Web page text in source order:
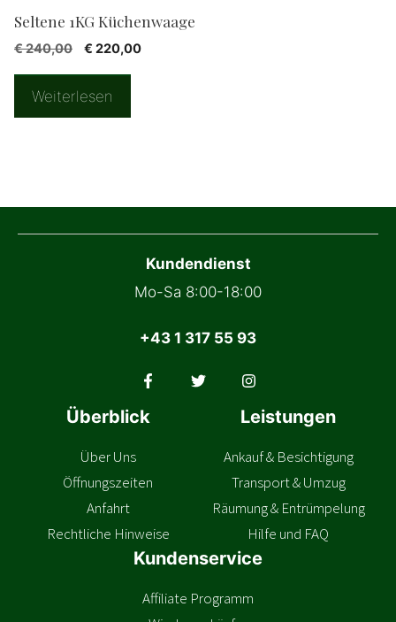
Seltene 1KG Küchenwaage
€240,00 € 220,00
Weiterlesen
Kundendienst
Mo-Sa 8:00-18:00
+43 1 317 55 93
Überblick
Über Uns
Öffnungszeiten
Anfahrt
Rechtliche Hinweise
Leistungen
Ankauf & Besichtigung
Transport & Umzug
Räumung & Entrümpelung
Hilfe und FAQ
Kundenservice
Affiliate Programm